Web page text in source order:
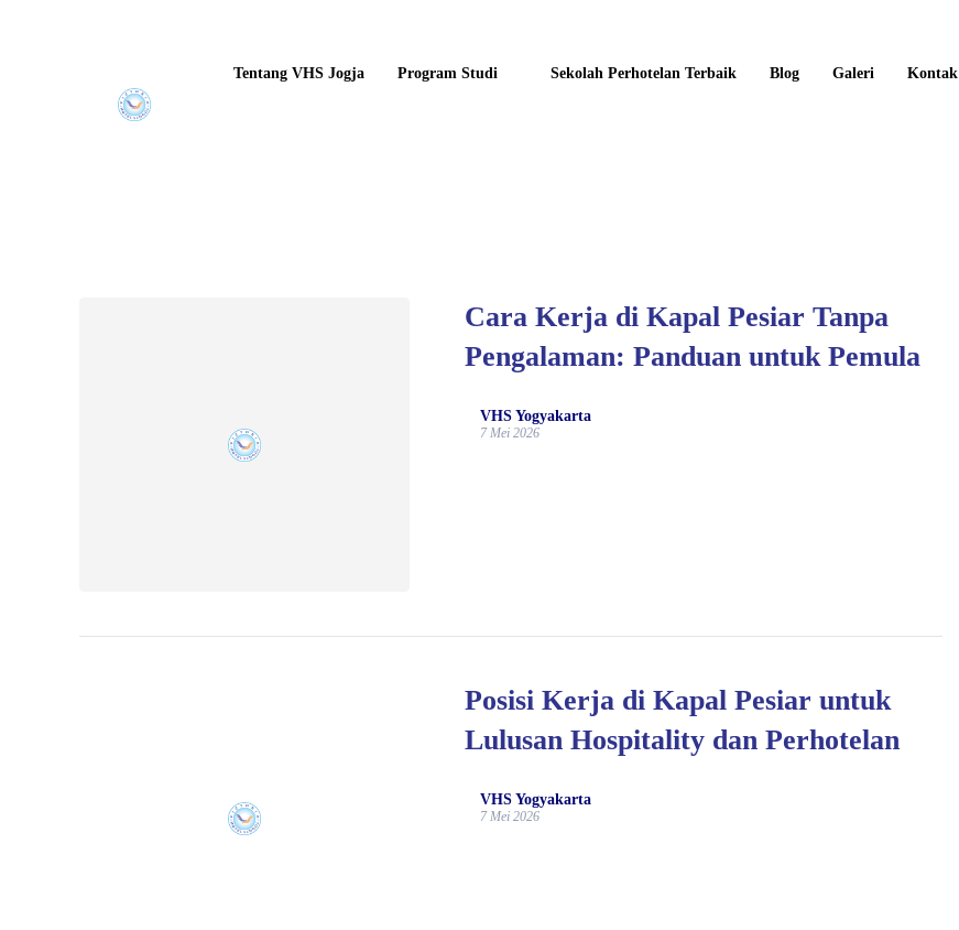
Tentang VHS Jogja Program Studi Sekolah Perhotelan Terbaik Blog Galeri Kontak
Cara Kerja di Kapal Pesiar Tanpa
Pengalaman: Panduan untuk Pemula
VHS Yogyakarta
7 Mei 2026
Posisi Kerja di Kapal Pesiar untuk
Lulusan Hospitality dan Perhotelan
VHS Yogyakarta
7 Mei 2026